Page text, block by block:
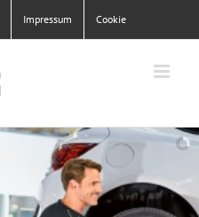
Impressum Cookie